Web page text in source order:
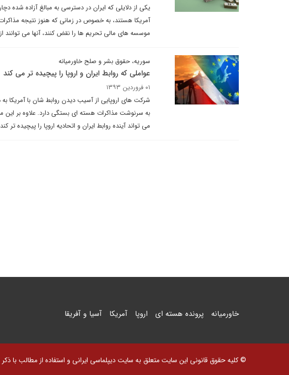
یکی از دلایلی که ایران در دسترسی به مبالغ آزاده
آمریکا هستند، به خصوص در زمانی که هنوز نتیجه
موسسه های مالی تحریم ها را نقض کنند، آنها می توانند
سوریه، حقوق بشر و صلح خاورمیانه
عواملی که روابط ایران و اروپا را پیچیده تر می کند
۰۱ فروردین ۱۳۹۳
شرکت های اروپایی از آسیب دیدن روابط شان با آمریکا به
به سرنوشت مذاکرات هسته ای بستگی دارد. علاوه بر این
می تواند آینده روابط ایران و اتحادیه اروپا را پیچیده تر
خاورمیانه پرونده هسته ای اروپا آمریکا آسیا و آفریقا
© کلیه حقوق قانونی این سایت متعلق به سایت دیپلماسی ایرانی و استفاده از مطالب با ذکر